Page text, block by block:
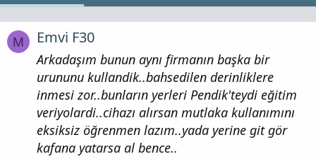
M Emvi F30
Arkadaşım bunun aynı firmanın başka bir
urununu kullandik..bahsedilen derinliklere
inmesi zor..bunların yerleri Pendik'teydi eğitim
veriyolardi..cihazı alırsan mutlaka kullanımını
eksiksiz öğrenmen lazım..yada yerine git gör
kafana yatarsa al bence..